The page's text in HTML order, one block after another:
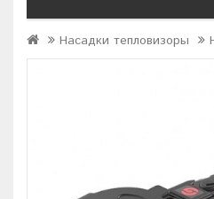
Насадки тепловизоры